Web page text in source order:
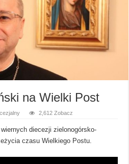
na Wielki Post
2,612 Zobacz
diecezji zielonogórsko-
czasu Wielkiego Postu.